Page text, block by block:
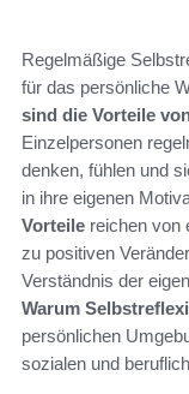
Regelmäßige
für das persönliche
sind die Vorteile
Einzelpersonen
denken, fühlen und
in ihre eigenen
Vorteile reichen von
zu positiven
Verständnis der
Warum
persönlichen
sozialen und